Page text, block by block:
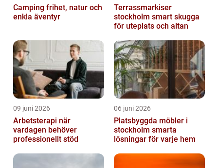
Camping frihet, natur och
enkla äventyr
Terrassmarkiser
stockholm smart skugga
för uteplats och altan
09 juni 2026
Arbetsterapi när
vardagen behöver
professionellt stöd
06 juni 2026
Platsbyggda möbler i
stockholm smarta
lösningar för varje hem